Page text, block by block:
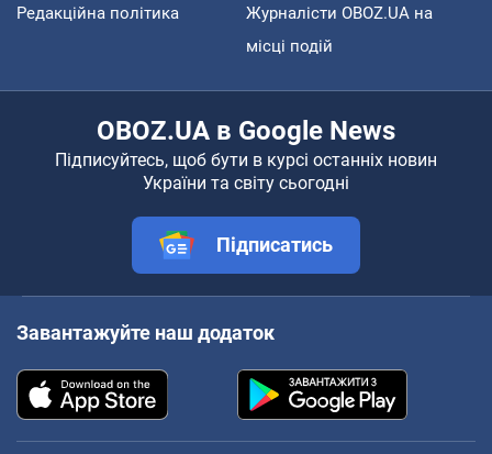
Редакційна політика
Журналісти OBOZ.UA на
місці подій
OBOZ.UA в Google News
Підписуйтесь, щоб бути в курсі останніх новин
України та світу сьогодні
Підписатись
Завантажуйте наш додаток